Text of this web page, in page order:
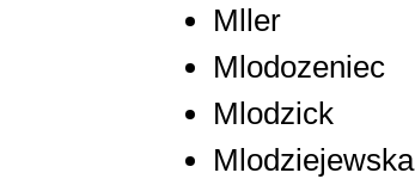
Mller
Mlodozeniec
Mlodzick
Mlodziejewska